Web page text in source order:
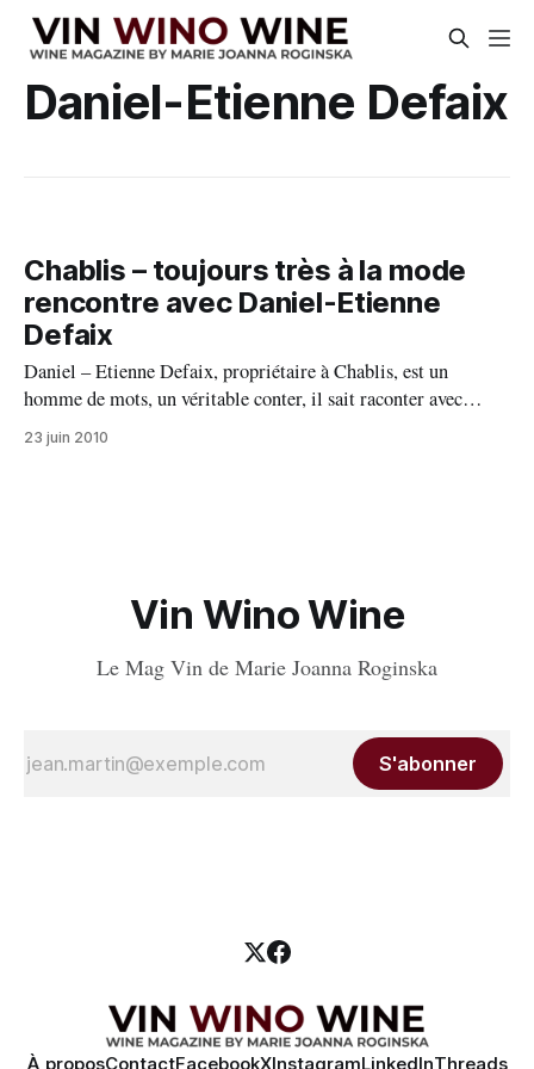
Daniel-Etienne Defaix
Chablis – toujours très à la mode
rencontre avec Daniel-Etienne
Defaix
Daniel – Etienne Defaix, propriétaire à Chablis, est un
homme de mots, un véritable conter, il sait raconter avec
passion l’histoire, son histoire, celle de ces ancêtres. Il
perpétue la tradition vigneronne, connue déjà au 16ème et
23 juin 2010
Vin Wino Wine
Le Mag Vin de Marie Joanna Roginska
S'abonner
À proposContactFacebookXInstagramLinkedInThreads